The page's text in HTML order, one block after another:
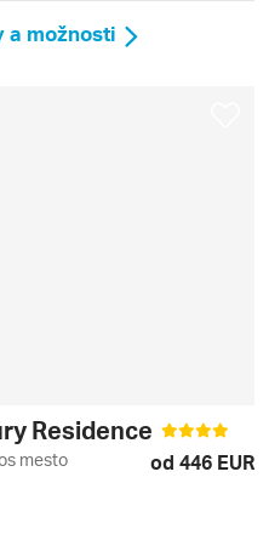
a možnosti
Residence
mesto od 446 EUR